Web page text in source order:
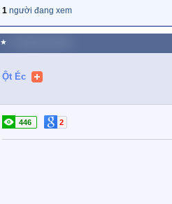
1 người đang xem
★
Ột Éc
446 2